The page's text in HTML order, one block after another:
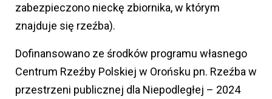
zabezpieczono nieckę zbiornika, w którym
znajduje się rzeźba).
Dofinansowano ze środków programu własnego
Centrum Rzeźby Polskiej w Orońsku pn. Rzeźba w
przestrzeni publicznej dla Niepodległej – 2024